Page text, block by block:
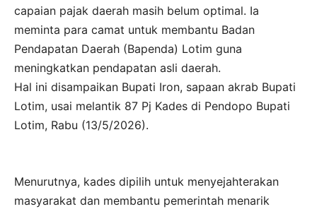
capaian pajak daerah masih belum optimal. Ia
meminta para camat untuk membantu Badan
Pendapatan Daerah (Bapenda) Lotim guna
meningkatkan pendapatan asli daerah.
Hal ini disampaikan Bupati Iron, sapaan akrab Bupati
Lotim, usai melantik 87 Pj Kades di Pendopo Bupati
Lotim, Rabu (13/5/2026).
Menurutnya, kades dipilih untuk menyejahterakan
masyarakat dan membantu pemerintah menarik